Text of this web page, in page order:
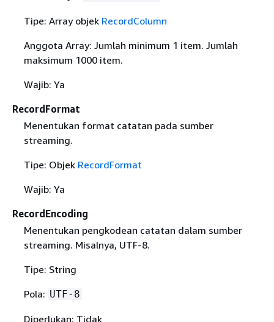
Tipe: Array objek RecordColumn
Anggota Array: Jumlah minimum 1 item. Jumlah
maksimum 1000 item.
Wajib: Ya
RecordFormat
Menentukan format catatan pada sumber
streaming.
Tipe: Objek RecordFormat
Wajib: Ya
RecordEncoding
Menentukan pengkodean catatan dalam sumber
streaming. Misalnya, UTF-8.
Tipe: String
Pola: UTF-8
Diperlukan: Tidak